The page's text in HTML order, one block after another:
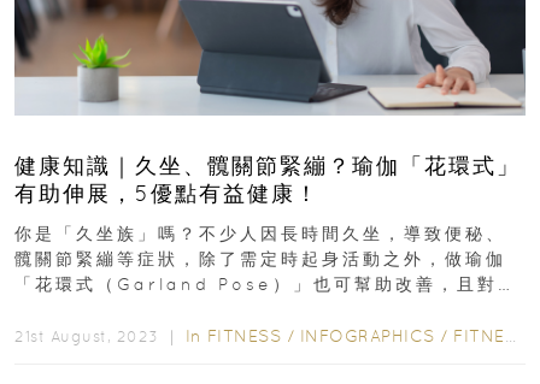
健康知識｜久坐、髖關節緊繃？瑜伽「花環式」
有助伸展，5優點有益健康！
你是「久坐族」嗎？不少人因長時間久坐，導致便秘、
髖關節緊繃等症狀，除了需定時起身活動之外，做瑜伽
「花環式（Garland Pose）」也可幫助改善，且對健
21st August, 2023 ｜ In FITNESS / INFOGRAPHICS / FITNESS